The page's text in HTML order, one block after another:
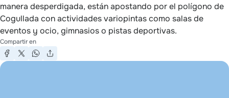
manera desperdigada, están apostando por el polígono de
Cogullada con actividades variopintas como salas de
eventos y ocio, gimnasios o pistas deportivas.
Compartir en